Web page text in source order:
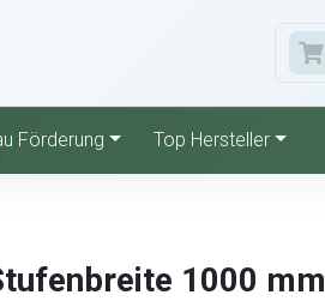
Förderung Top Hersteller
1000 mm